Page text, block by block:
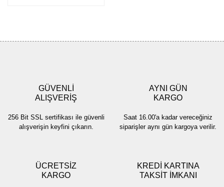
GÜVENLİ
ALIŞVERİŞ
256 Bit SSL sertifikası ile güvenli
alışverişin keyfini çıkarın.
AYNI GÜN
KARGO
Saat 16.00'a kadar vereceğiniz
siparişler aynı gün kargoya verilir.
ÜCRETSİZ
KARGO
KREDİ KARTINA
TAKSİT İMKANI